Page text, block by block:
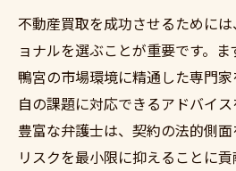
不動産買取を成功させるために
ョナルを選ぶことが重要です。
鴨宮の市場環境に精通した専門
自の課題に対応できるアドバイ
豊富な弁護士は、契約の法的側面
リスクを最小限に抑えることに